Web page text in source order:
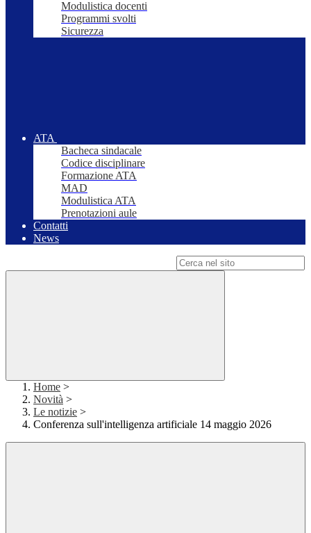
Modulistica docenti
Programmi svolti
Sicurezza
ATA
Bacheca sindacale
Codice disciplinare
Formazione ATA
MAD
Modulistica ATA
Prenotazioni aule
Contatti
News
Home >
Novità >
Le notizie >
Conferenza sull'intelligenza artificiale 14 maggio 2026